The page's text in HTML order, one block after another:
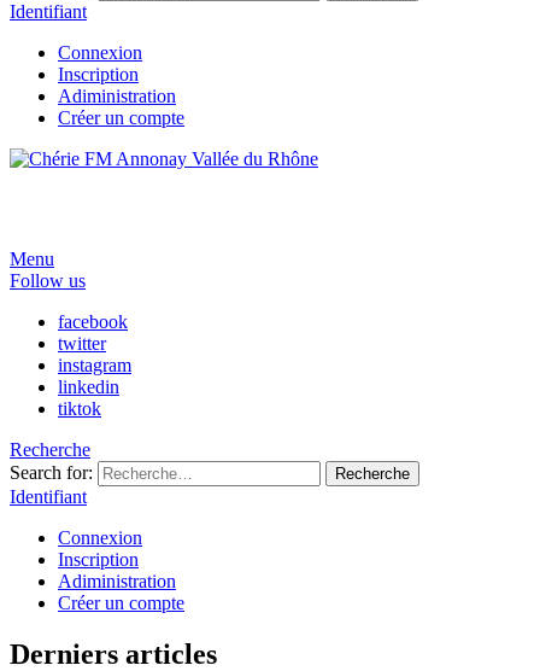
Identifiant
Connexion
Inscription
Adiministration
Créer un compte
Menu
Follow us
facebook
twitter
instagram
linkedin
tiktok
Recherche
Search for:
Recherche
Identifiant
Connexion
Inscription
Adiministration
Créer un compte
Derniers articles